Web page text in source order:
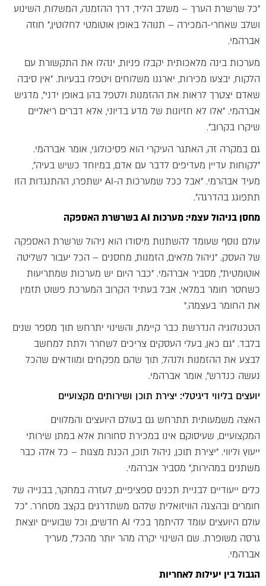
"כל שרשרת הערך – משלב הליד, דרך ההזמנה, המשלוח, השינוע
ושלב שאחרי-המכירה – תנוהל באופן אוטומטי לחלוטין," חוזה
אברהמי.
מערכות בינה מלאכותית יקבלו פניות, ינהלו את התקשורת עם
הלקוח, יבצעו מכירות, יארגנו משלוחים ויטפלו בבעיות. "אין סיבה
שאדם יצטרך לראות את ההזמנות ולטפל בהן באופן ידני", מדגיש
אברהמי. "אלו לא חזיונות של מדע בדיוני, אלא דברים ריאליים
שיקרו בקרוב".
גם במקרה זה, האתגר העיקרי הוא פסיכולוגי, אומר אברהמי.
"לקוחות עדיין מעדיפים לדבר עם אדם, במיוחד כשיש בעיה",
מעיד אבהרמי. "אבל ככל שמערכות ה-AI ישתפרו, ההתנגדות הזו
תתפוגג בהדרגה".
מחסן בניהול עצמי: מערכות AI בשרשרת האספקה
עולם נוסף שעומד להשתנות מיסודו הוא ניהול שרשרת האספקה
של העסק. "ניהול מלאים, הזמנות, מחסנים – הכל יעבור לשליטה
אוטומטית", מסביר אברהמי. "כבר היום יש מערכות שמתריעות
כשחסר חומר במלאי, אבל בעתיד הקרוב המערכת פשוט תזמין
את החומר בעצמה."
הטכנולוגיה הנדרשת כבר קיימת, והשינוי יתרחש תוך מספר שנים
בלבד. "גם כאן, בעלי העסקים צריכים לשחרר ולתת למחשב
לבצע את ההזמנות ולנהל, תוך שהם מפקחים ומוודאים שהכל
נעשה כנדרש", אומר אברהמי.
יועצים בליווי דיגיטלי: יצירת תוכן ושירותים מקצועיים
האצה משמעותית תתרחש גם בעולם היועצים והמלווים
המקצועיים, שעיסוקם אינו במכירת סחורות אלא במתן שירותי
ייעוץ וליווי. "יצירת תוכן, ניהול תוכן, הכנת מצגות – כל אלה כבר
משתנים במהירות," מסביר אברהמי.
כלים ייעודיים לבניית תכנים ספציפיים, לעזרה במחקר, בבנייה של
חומרים ובהצגה הוויזואלית שלהם משתדרגים בקצב מסחרר. "כל
עולם היועצים עומד להיתמך בכלי AI חדשים, וכל שבועיים יוצאת
גרסה משופרת. שם השינוי יקרה מהר יותר מהכל", מעריך
אברהמי.
הגבול בין יעילות לאחריות